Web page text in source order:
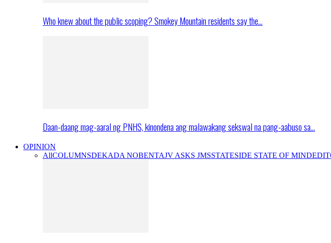
Who knew about the public scoping? Smokey Mountain residents say the…
Daan-daang mag-aaral ng PNHS, kinondena ang malawakang sekswal na pang-aabuso sa…
OPINION
AllCOLUMNSDEKADA NOBENTAJV ASKS JMSSTATESIDE STATE OF MIND